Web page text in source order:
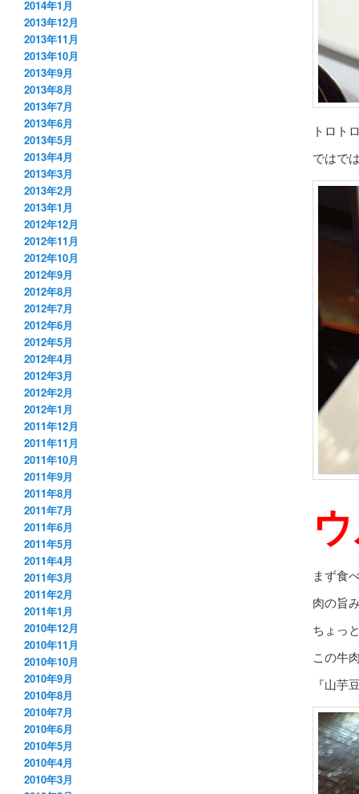
トロト
ではで
まず食
肉の旨
ちょっ
この牛
『山
2014年1月
2013年12月
2013年11月
2013年10月
2013年9月
2013年8月
2013年7月
2013年6月
2013年5月
2013年4月
2013年3月
2013年2月
2013年1月
2012年12月
2012年11月
2012年10月
2012年9月
2012年8月
2012年7月
2012年6月
2012年5月
2012年4月
2012年3月
2012年2月
2012年1月
2011年12月
2011年11月
2011年10月
2011年9月
2011年8月
2011年7月
2011年6月
2011年5月
2011年4月
2011年3月
2011年2月
2011年1月
2010年12月
2010年11月
2010年10月
2010年9月
2010年8月
2010年7月
2010年6月
2010年5月
2010年4月
2010年3月